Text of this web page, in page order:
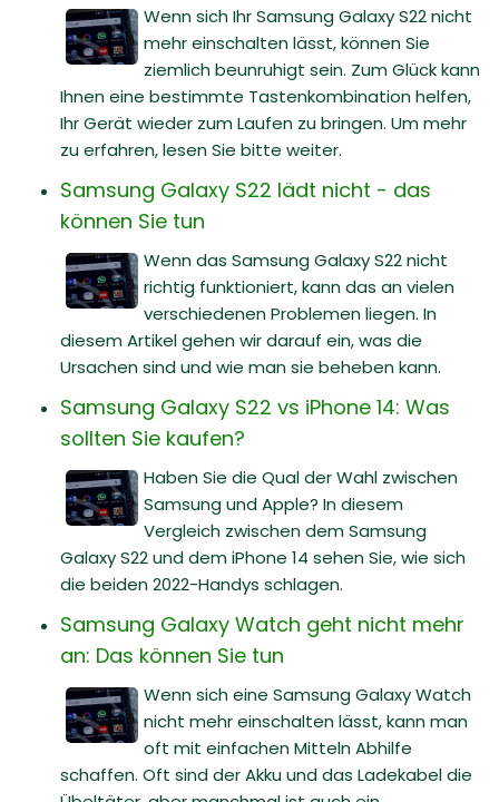
Wenn sich Ihr Samsung Galaxy S22 nicht
mehr einschalten lässt, können Sie
ziemlich beunruhigt sein. Zum Glück kann
Ihnen eine bestimmte Tastenkombination helfen,
Ihr Gerät wieder zum Laufen zu bringen. Um mehr
zu erfahren, lesen Sie bitte weiter.
Samsung Galaxy S22 lädt nicht - das
können Sie tun
Wenn das Samsung Galaxy S22 nicht
richtig funktioniert, kann das an vielen
verschiedenen Problemen liegen. In
diesem Artikel gehen wir darauf ein, was die
Ursachen sind und wie man sie beheben kann.
Samsung Galaxy S22 vs iPhone 14: Was
sollten Sie kaufen?
Haben Sie die Qual der Wahl zwischen
Samsung und Apple? In diesem
Vergleich zwischen dem Samsung
Galaxy S22 und dem iPhone 14 sehen Sie, wie sich
die beiden 2022-Handys schlagen.
Samsung Galaxy Watch geht nicht mehr
an: Das können Sie tun
Wenn sich eine Samsung Galaxy Watch
nicht mehr einschalten lässt, kann man
oft mit einfachen Mitteln Abhilfe
schaffen. Oft sind der Akku und das Ladekabel die